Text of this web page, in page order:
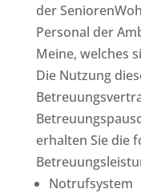
der
Personal der
Meine, welches
Die Nutzung
erhalten Sie die
Notrufsystem